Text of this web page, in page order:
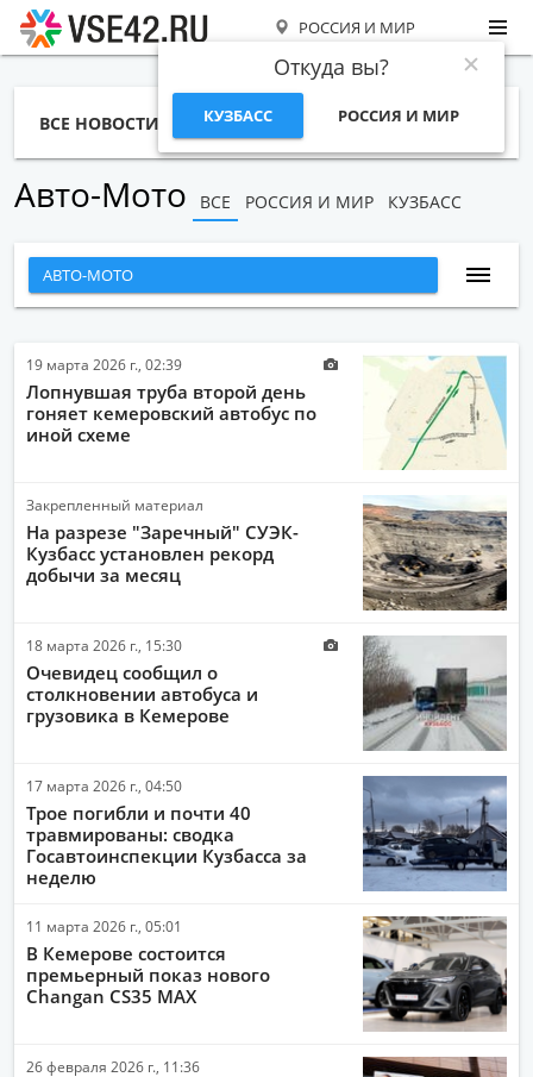
РОССИЯ И МИР
Откуда вы?
КУЗБАСС РОССИЯ И МИР
ВСЕ НОВОСТИ СТАТЬИ ТЕМЫ ФОТО
Авто-Мото ВСЕ РОССИЯ И МИР КУЗБАСС
ВСЕ НОВОСТИ
НАРОДНЫЕ НОВОСТИ
НОВОСТИ С ВИДЕО
НОВОСТИ КОМПАНИЙ
СПОРТ
ОБЩЕСТВО
ЭКОНОМИКА
ПРОИСШЕСТВИЯ
АВТО-МОТО
ДРУГИЕ НОВОСТИ
ИНТЕРНЕТ
НАУКА И ТЕХНОЛОГИИ
РАБОТА И ДЕНЬГИ
19 марта 2026 г., 02:39
Лопнувшая труба второй день
гоняет кемеровский автобус по
иной схеме
Закрепленный материал
На разрезе "Заречный" СУЭК-
Кузбасс установлен рекорд
добычи за месяц
18 марта 2026 г., 15:30
Очевидец сообщил о
столкновении автобуса и
грузовика в Кемерове
17 марта 2026 г., 04:50
Трое погибли и почти 40
травмированы: сводка
Госавтоинспекции Кузбасса за
неделю
11 марта 2026 г., 05:01
В Кемерове состоится
премьерный показ нового
Changan CS35 MAX
26 февраля 2026 г., 11:36